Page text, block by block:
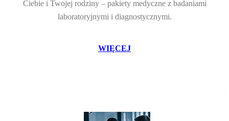
Ciebie i Twojej rodziny – pakiety medyczne z badaniami
laboratoryjnymi i diagnostycznymi.
WIĘCEJ